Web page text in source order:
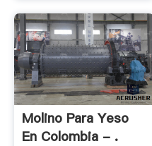
Molino Para Yeso
En Colombia - .